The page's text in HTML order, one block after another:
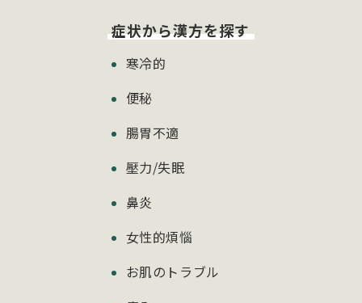
症状から漢方を探す
寒冷的
便秘
腸胃不適
壓力/失眠
鼻炎
女性的煩惱
お肌のトラブル